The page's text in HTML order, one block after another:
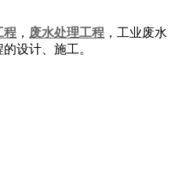
程 ， 废水处理工程 ，工业废水
设计、施工。